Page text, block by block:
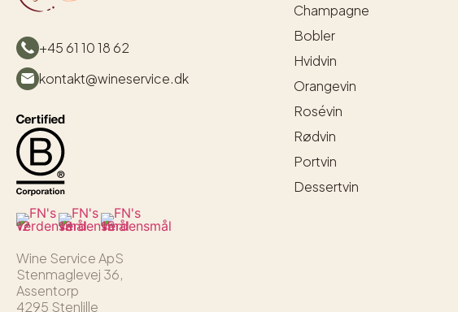
+45 61 10 18 62
kontakt@wineservice.dk
Wine Service ApS
Stenmaglevej 36,
Assentorp
4295 Stenlille
Champagne
Bobler
Hvidvin
Orangevin
Rosévin
Rødvin
Portvin
Dessertvin